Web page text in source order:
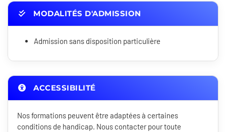
MODALITÉS D'ADMISSION
Admission sans disposition particulière
ACCESSIBILITÉ
Nos formations peuvent être adaptées à certaines
conditions de handicap. Nous contacter pour toute